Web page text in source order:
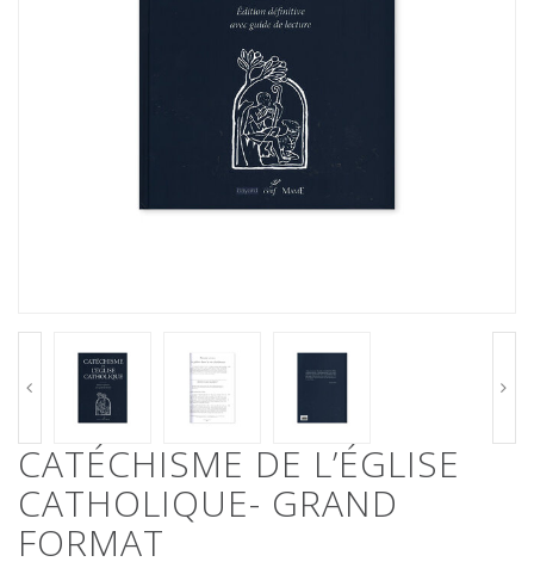
CATÉCHISME DE L’ÉGLISE
CATHOLIQUE- GRAND
FORMAT